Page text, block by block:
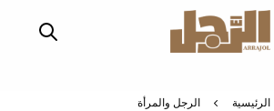
الرئيسية
الرجل والمرأة